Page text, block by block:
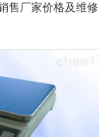
售厂家价格及维修